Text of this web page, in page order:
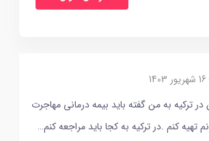
16 شهریور 1403
در ترکیه به من گفته باید بیمه درمانی مهاجرت
تهیه کنم .در ترکیه به کجا باید مراجعه کنم…